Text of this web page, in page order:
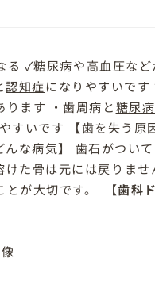
✓糖尿病や高血圧な
認知症になりやすいで
ます ・歯周病と糖尿
すいです 【歯を失う原
んな病気】 歯石がつい
た骨は元には戻りま
が大切です。
【歯科